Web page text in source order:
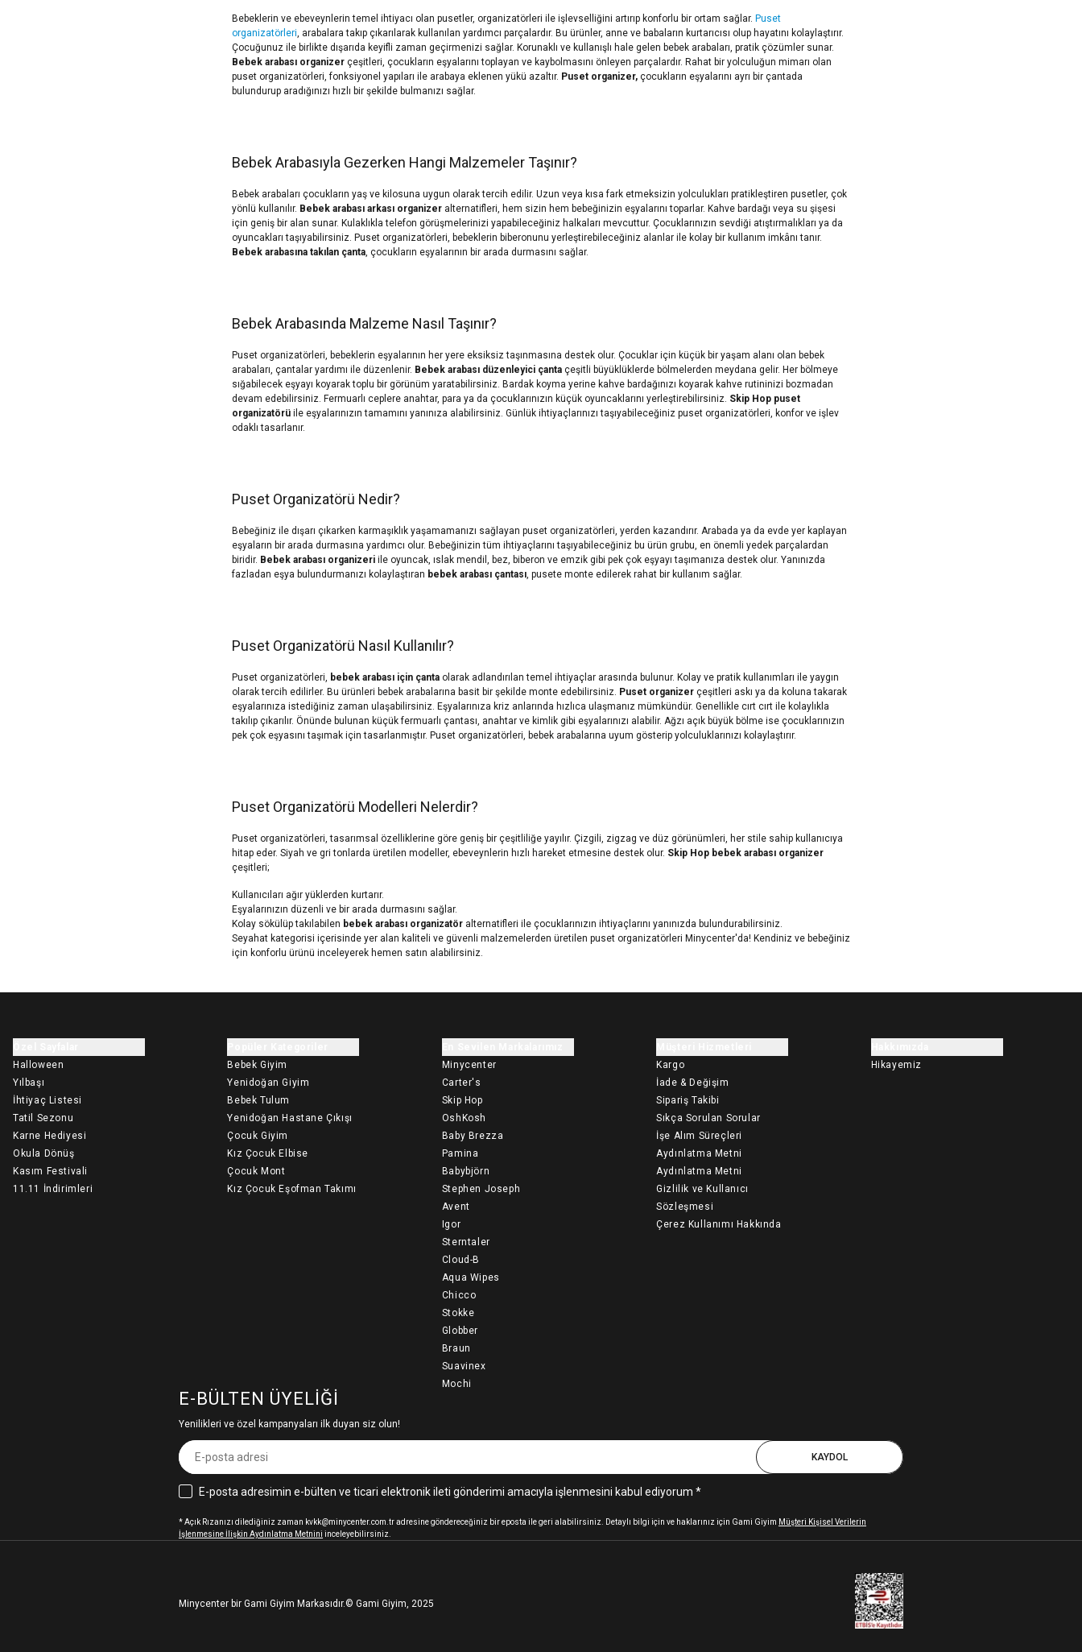
Bebeklerin ve ebeveynlerin temel ihtiyacı olan pusetler, organizatörleri ile işlevselliğini artırıp konforlu bir ortam sağlar. Puset
organizatörleri , arabalara takıp çıkarılarak kullanılan yardımcı parçalardır. Bu ürünler, anne ve babaların kurtarıcısı olup hayatını kolaylaştırır.
Çocuğunuz ile birlikte dışarıda keyifli zaman geçirmenizi sağlar. Korunaklı ve kullanışlı hale gelen bebek arabaları, pratik çözümler sunar.
Bebek arabası organizer çeşitleri, çocukların eşyalarını toplayan ve kaybolmasını önleyen parçalardır. Rahat bir yolculuğun mimarı olan
puset organizatörleri, fonksiyonel yapıları ile arabaya eklenen yükü azaltır. Puset organizer, çocukların eşyalarını ayrı bir çantada
bulundurup aradığınızı hızlı bir şekilde bulmanızı sağlar.
Bebek Arabasıyla Gezerken Hangi Malzemeler Taşınır?
Bebek arabaları çocukların yaş ve kilosuna uygun olarak tercih edilir. Uzun veya kısa fark etmeksizin yolculukları pratikleştiren pusetler, çok
yönlü kullanılır. Bebek arabası arkası organizer alternatifleri, hem sizin hem bebeğinizin eşyalarını toparlar. Kahve bardağı veya su şişesi
için geniş bir alan sunar. Kulaklıkla telefon görüşmelerinizi yapabileceğiniz halkaları mevcuttur. Çocuklarınızın sevdiği atıştırmalıkları ya da
oyuncakları taşıyabilirsiniz. Puset organizatörleri, bebeklerin biberonunu yerleştirebileceğiniz alanlar ile kolay bir kullanım imkânı tanır.
Bebek arabasına takılan çanta , çocukların eşyalarının bir arada durmasını sağlar.
Bebek Arabasında Malzeme Nasıl Taşınır?
Puset organizatörleri, bebeklerin eşyalarının her yere eksiksiz taşınmasına destek olur. Çocuklar için küçük bir yaşam alanı olan bebek
arabaları, çantalar yardımı ile düzenlenir. Bebek arabası düzenleyici çanta çeşitli büyüklüklerde bölmelerden meydana gelir. Her bölmeye
sığabilecek eşyayı koyarak toplu bir görünüm yaratabilirsiniz. Bardak koyma yerine kahve bardağınızı koyarak kahve rutininizi bozmadan
devam edebilirsiniz. Fermuarlı ceplere anahtar, para ya da çocuklarınızın küçük oyuncaklarını yerleştirebilirsiniz. Skip Hop puset
organizatörü ile eşyalarınızın tamamını yanınıza alabilirsiniz. Günlük ihtiyaçlarınızı taşıyabileceğiniz puset organizatörleri, konfor ve işlev
odaklı tasarlanır.
Puset Organizatörü Nedir?
Bebeğiniz ile dışarı çıkarken karmaşıklık yaşamamanızı sağlayan puset organizatörleri, yerden kazandırır. Arabada ya da evde yer kaplayan
eşyaların bir arada durmasına yardımcı olur. Bebeğinizin tüm ihtiyaçlarını taşıyabileceğiniz bu ürün grubu, en önemli yedek parçalardan
biridir. Bebek arabası organizeri ile oyuncak, ıslak mendil, bez, biberon ve emzik gibi pek çok eşyayı taşımanıza destek olur. Yanınızda
fazladan eşya bulundurmanızı kolaylaştıran bebek arabası çantası , pusete monte edilerek rahat bir kullanım sağlar.
Puset Organizatörü Nasıl Kullanılır?
Puset organizatörleri, bebek arabası için çanta olarak adlandırılan temel ihtiyaçlar arasında bulunur. Kolay ve pratik kullanımları ile yaygın
olarak tercih edilirler. Bu ürünleri bebek arabalarına basit bir şekilde monte edebilirsiniz. Puset organizer çeşitleri askı ya da koluna takarak
eşyalarınıza istediğiniz zaman ulaşabilirsiniz. Eşyalarınıza kriz anlarında hızlıca ulaşmanız mümkündür. Genellikle cırt cırt ile kolaylıkla
takılıp çıkarılır. Önünde bulunan küçük fermuarlı çantası, anahtar ve kimlik gibi eşyalarınızı alabilir. Ağzı açık büyük bölme ise çocuklarınızın
pek çok eşyasını taşımak için tasarlanmıştır. Puset organizatörleri, bebek arabalarına uyum gösterip yolculuklarınızı kolaylaştırır.
Puset Organizatörü Modelleri Nelerdir?
Puset organizatörleri, tasarımsal özelliklerine göre geniş bir çeşitliliğe yayılır. Çizgili, zigzag ve düz görünümleri, her stile sahip kullanıcıya
hitap eder. Siyah ve gri tonlarda üretilen modeller, ebeveynlerin hızlı hareket etmesine destek olur. Skip Hop bebek arabası organizer
çeşitleri;
Kullanıcıları ağır yüklerden kurtarır.
Eşyalarınızın düzenli ve bir arada durmasını sağlar.
Kolay sökülüp takılabilen bebek arabası organizatör alternatifleri ile çocuklarınızın ihtiyaçlarını yanınızda bulundurabilirsiniz.
Seyahat kategorisi içerisinde yer alan kaliteli ve güvenli malzemelerden üretilen puset organizatörleri Minycenter'da! Kendiniz ve bebeğiniz
için konforlu ürünü inceleyerek hemen satın alabilirsiniz.
Halloween
Yılbaşı
İhtiyaç Listesi
Tatil Sezonu
Karne Hediyesi
Okula Dönüş
Kasım Festivali
11.11 İndirimleri
Bebek Giyim
Yenidoğan Giyim
Bebek Tulum
Yenidoğan Hastane Çıkışı
Çocuk Giyim
Kız Çocuk Elbise
Çocuk Mont
Kız Çocuk Eşofman Takımı
Minycenter
Carter's
Skip Hop
OshKosh
Baby Brezza
Pamina
Babybjörn
Stephen Joseph
Avent
Igor
Sterntaler
Cloud-B
Aqua Wipes
Chicco
Stokke
Globber
Braun
Suavinex
Mochi
Kargo
İade & Değişim
Sipariş Takibi
Sıkça Sorulan Sorular
İşe Alım Süreçleri
Aydınlatma Metni
Aydınlatma Metni
Gizlilik ve Kullanıcı
Sözleşmesi
Çerez Kullanımı Hakkında
Hikayemiz
E-BÜLTEN ÜYELIĞI
Yenilikleri ve özel kampanyaları ilk duyan siz olun!
KAYDOL
E-posta adresimin e-bülten ve ticari elektronik ileti gönderimi amacıyla işlenmesini kabul ediyorum *
* Açık Rızanızı dilediğiniz zaman kvkk@minycenter.com.tr adresine göndereceğiniz bir eposta ile geri alabilirsiniz. Detaylı bilgi için ve haklarınız için Gami Giyim Müşteri Kişisel Verilerin
İşlenmesine İlişkin Aydınlatma Metnini inceleyebilirsiniz.
Minycenter bir Gami Giyim Markasıdır. © Gami Giyim, 2025